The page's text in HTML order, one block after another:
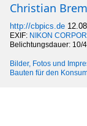
Christian
http://cbpics.de
EXIF: NIKON
Belichtungsdauer: 10/
Bilder, Fotos und
Bauten für den